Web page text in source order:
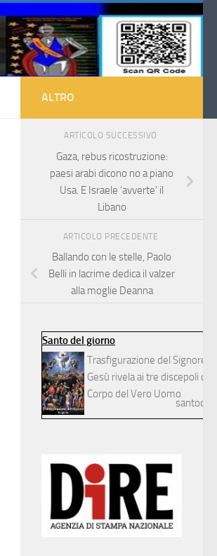
ALTRO
ARTICOLO SUCCESSIVO
Gaza, rebus ricostruzione:
paesi arabi dicono no a piano
Usa. E Israele ‘avverte’ il
Libano
ARTICOLO PRECEDENTE
Ballando con le stelle, Paolo
Belli in lacrime dedica il valzer
alla moglie Deanna
Santo del giorno
Trasfigurazione del Signore
Gesù rivela ai tre discepoli
Corpo del Vero Uomo